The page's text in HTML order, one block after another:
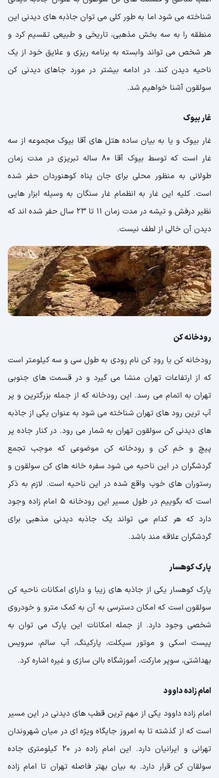
شناخته می شود اما به طور کلی می توان جاذبه های دیدنی این
منطقه را به سه بخش مذهبی، تاریخی و طبیعی تقسیم کرد و
هر شخص می تواند وابسته به برنامه ریزی و علایق خود از یک
ناحیه دیدن کند. در ادامه بیشتر در مورد جاهای دیدنی کن
سولقون آشنا خواهیم شد.
غار بیوک
غار بیوک و یا به بیان ساده هتل های آقا بیوک مجموعه از سه
غار است که توسط بیوک آقا 80 ساله تبریزی در مدت زمان
طولانی به منظور محلی برای جان پناه کوهنوردان حفر شده
است. کلیه این غار به انظمام غار سنگان به وسیله ابزار هایی
نظیر درفش و تیشه در مدت زمان 11 تا 23 سال حفر شده اند که
دیدن آن خالی از لطف نیست.
رودخانه کن
رودخانه‌ کن یا رودِ کن نام رودی به طول سی و سه کیلومتر است
که از ارتفاعات تهران منشا می گیرد و در قسمت های جنوبی
تهران به اتمام می رسد. این رودخانه که از جمله بزرگترین و پر
آب ترین رود های تهران شناخته می شود به عنوان یکی از جاذبه
های دیدنی کن سولقون تهران به شمار می رود. در کنار جاده پر
پیچ و خم کن و رودخانه کن موضوعی که موجب تجمع
گردشگران در این ناحیه می شود سفره خانه های کن سولقون و
رستوران های خوب واقع شده در این ناحیه است. لازم به ذکر
است که بگوییم در طول مسیر این رودخانه 5 امام زاده وجود
دارد که هر کدام می تواند یک جاذبه دیدنی مذهبی برای
گردشگران علاقه مند باشد.
پارک کوهسار
پارک کوهسار یکی از جاذبه های زیبا و دارای امکانات ناحیه کن
سولقون است که امکان دسترسی به آن به کمک مترو و خودروی
شخصی وجود دارد. از جمله امکانات این پارک می توان به
پیست اسکی و موتور سیکلت، پارکینگ، آب سالم، سرویس
بهداشتی، سوپر مارکت، آموزشگاه بالن سازی و غیره اشاره کرد.
امام زاده داوود
امام زاده داوود یکی از مهم ترین قطب های دیدنی در این مسیر
است که از گذشته تا به امروز جایگاه ویژه ای در میان شهروندان
تهرانی و ایرانیان دارد. این امام زاده در 20 کیلومتری جاده
سولقان کن قرار دارد. به بیان بهتر فاصله تهران تا امام زاده